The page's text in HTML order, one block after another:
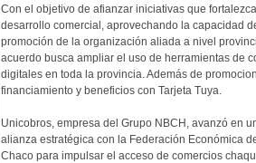
Con el objetivo de afianzar iniciativas que
desarrollo comercial, aprovechando la capacidad
promoción de la organización aliada a nivel
acuerdo busca ampliar el uso de herramientas de
digitales en toda la provincia. Además de
financiamiento y beneficios con Tarjeta Tuya.
Unicobros, empresa del Grupo NBCH, avanzó en
alianza estratégica con la Federación Económica
Chaco para impulsar el acceso de comercios